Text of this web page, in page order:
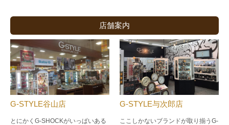
店舗案内
G-STYLE谷山店
とにかくG-SHOCKがいっぱいある
G-STYLE与次郎店
ここしかないブランドが取り揃うG-